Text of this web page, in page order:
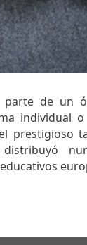
parte de un
individual
prestigioso